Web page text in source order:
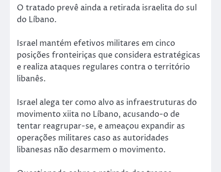
O tratado prevê ainda a retirada israelita do sul
do Líbano.
Israel mantém efetivos militares em cinco
posições fronteiriças que considera estratégicas
e realiza ataques regulares contra o território
libanês.
Israel alega ter como alvo as infraestruturas do
movimento xiita no Líbano, acusando-o de
tentar reagrupar-se, e ameaçou expandir as
operações militares caso as autoridades
libanesas não desarmem o movimento.